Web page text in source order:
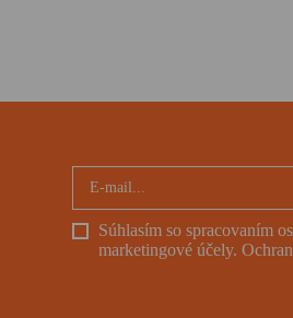
Súhlasím so spracovaním
marketingové účely.